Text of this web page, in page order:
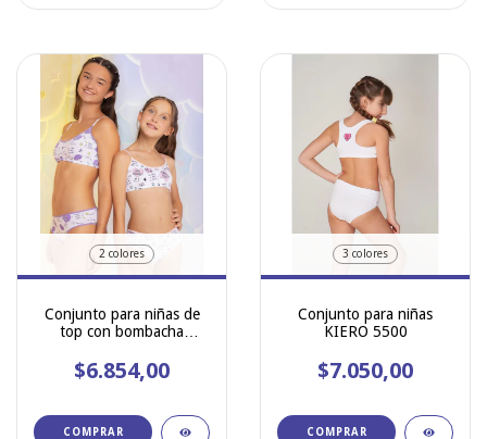
2 colores
Conjunto para niñas de
top con bombacha
lycra Marey 757
$6.854,00
COMPRAR
3 colores
Conjunto para niñas
KIERO 5500
$7.050,00
COMPRAR